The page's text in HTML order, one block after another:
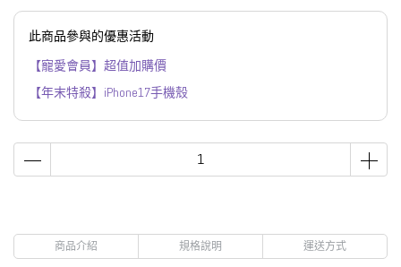
此商品參與的優惠活動
【寵愛會員】超值加購價
【年末特殺】iPhone17手機殼
商品介紹 規格說明 運送方式